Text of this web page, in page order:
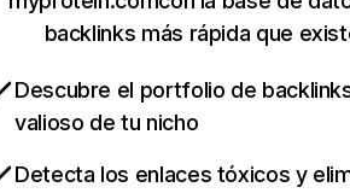
backlinks más rápida que
Descubre el portfolio de
valioso de tu nicho
Detecta los enlaces tóxicos y